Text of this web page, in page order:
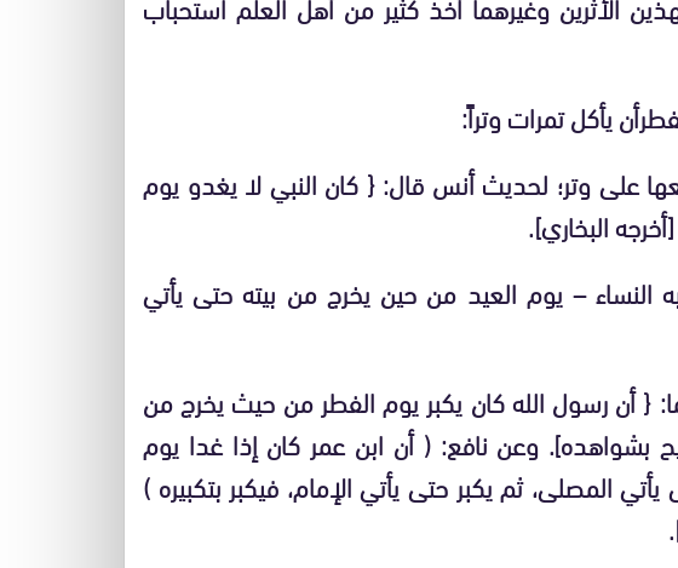
يأكل تمرات وتراً:
على وتر؛ لحديث أنس قال: { كان النبي لا يغدو يوم
البخاري].
النساء – يوم العيد من حين يخرج من بيته حتى يأتي
{ أن رسول الله كان يكبر يوم الفطر من حيث يخرج من
وعن نافع: ( أن ابن عمر كان إذا غدا يوم
المصلى، ثم يكبر حتى يأتي الإمام، فيكبر بتكبيره )